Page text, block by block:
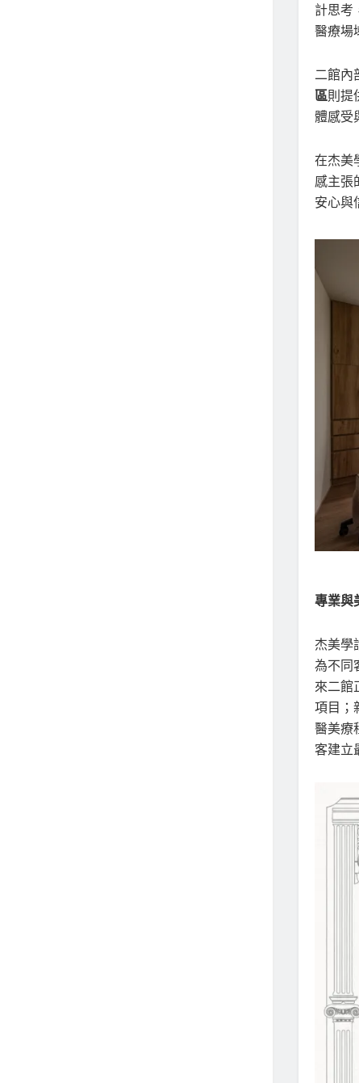
計思考
醫療場
二館內
區則提
體感受
在杰美
感主張
安心與
專業與
杰美學
為不同
來二館
項目；
醫美療
客建立